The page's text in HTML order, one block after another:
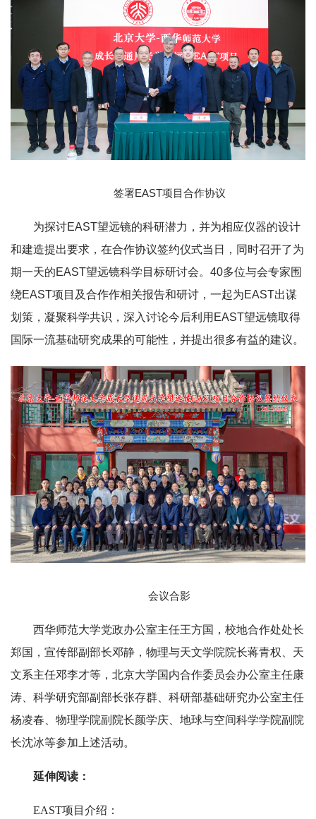
签署EAST项目合作协议
为探讨EAST望远镜的科研潜力，并为相应仪器的设计
和建造提出要求，在合作协议签约仪式当日，同时召开了为
期一天的EAST望远镜科学目标研讨会。40多位与会专家围
绕EAST项目及合作作相关报告和研讨，一起为EAST出谋
划策，凝聚科学共识，深入讨论今后利用EAST望远镜取得
国际一流基础研究成果的可能性，并提出很多有益的建议。
会议合影
西华师范大学党政办公室主任王方国，校地合作处处长
郑国，宣传部副部长邓静，物理与天文学院院长蒋青权、天
文系主任邓李才等，北京大学国内合作委员会办公室主任康
涛、科学研究部副部长张存群、科研部基础研究办公室主任
杨凌春、物理学院副院长颜学庆、地球与空间科学学院副院
长沈冰等参加上述活动。
延伸阅读：
EAST项目介绍：